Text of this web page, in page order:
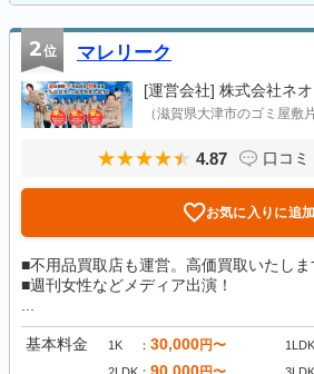
2位 マレリーク
[運営会社] 株式会社ネ
（滋賀県大津市のゴミ屋敷
4.87 口コミ
お気に入りに追加
■不用品買取店も運営。高価買取いたしま
■週刊女性などメディア出演！
基本料金 1K 30,000円〜 1LDK